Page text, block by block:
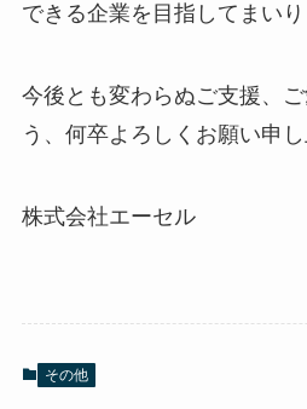
できる企業を目指してまいり
今後とも変わらぬご支援、
う、何卒よろしくお願い申し
株式会社エーセル
その他